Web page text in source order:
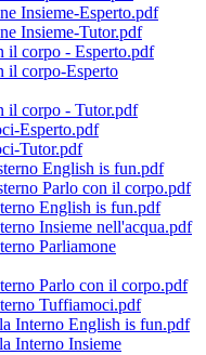
Insieme-Esperto.pdf
Insieme-Tutor.pdf
il corpo - Esperto.pdf
il corpo-Esperto
il corpo - Tutor.pdf
Esperto.pdf
Tutor.pdf
English is fun.pdf
Parlo con il corpo.pdf
English is fun.pdf
Insieme nell'acqua.pdf
Parliamone
Parlo con il corpo.pdf
Tuffiamoci.pdf
Interno English is fun.pdf
Interno Insieme